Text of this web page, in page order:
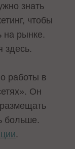
знать
чтобы
на рынке.
здесь.
работы в
Он
больше.
.